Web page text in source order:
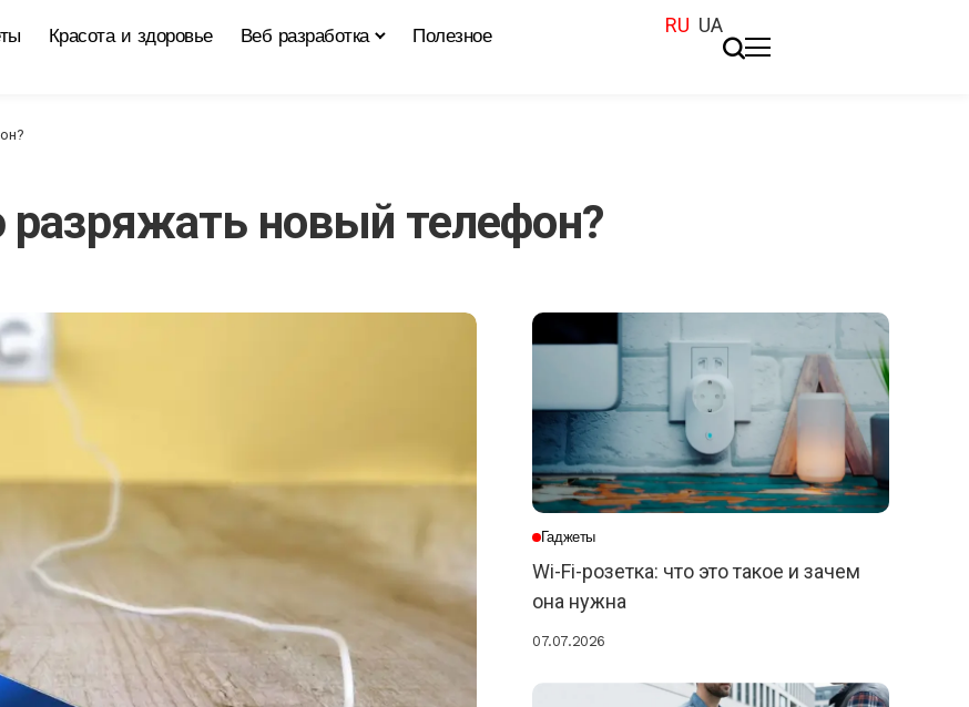
Красота и здоровье Веб разработка Полезное RU UA
новый телефон?
Гаджеты
Wi-Fi-розетка: что это такое и зачем
она нужна
07.07.2026